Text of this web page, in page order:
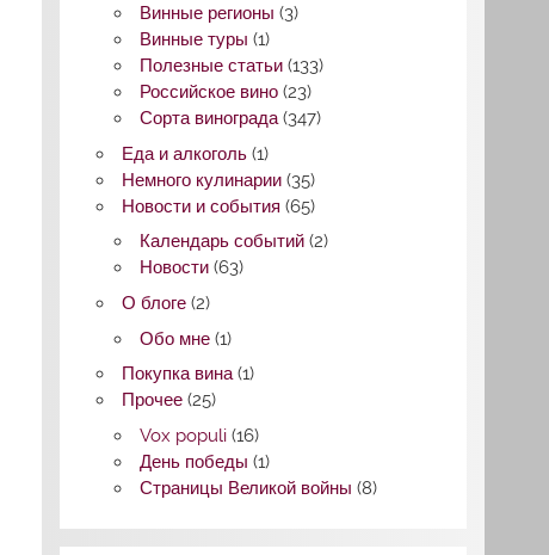
Винные регионы (3)
Винные туры (1)
Полезные статьи (133)
Российское вино (23)
Сорта винограда(347)
Еда и алкоголь (1)
Немного кулинарии (35)
Новости и события (65)
Календарь событий (2)
Новости (63)
О блоге (2)
Обо мне (1)
Покупка вина(1)
Прочее (25)
Vox populi (16)
День победы (1)
Страницы Великой войны (8)